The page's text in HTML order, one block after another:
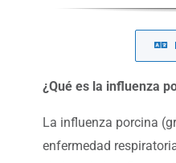
¿Qué es la influenza
La influenza porcina
enfermedad